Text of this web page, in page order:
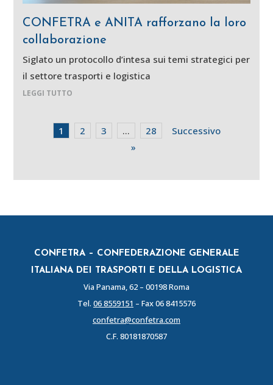
CONFETRA e ANITA rafforzano la loro
collaborazione
Siglato un protocollo d’intesa sui temi strategici per
il settore trasporti e logistica
LEGGI TUTTO
1 2 3 … 28
Successivo
»
CONFETRA – CONFEDERAZIONE GENERALE
ITALIANA DEI TRASPORTI E DELLA LOGISTICA
Via Panama, 62 – 00198 Roma
Tel. 06 8559151 – Fax 06 8415576
confetra@confetra.com
C.F. 80181870587